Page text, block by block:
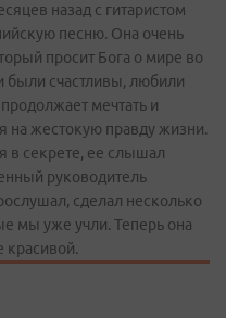
назад с гитаристом
песню. Она очень
просит Бога о мире во
были счастливы, любили
мечтать и
на жестокую правду жизни.
в секрете, ее слышал
руководитель
сделал несколько
мы уже учли. Теперь она
красивой.